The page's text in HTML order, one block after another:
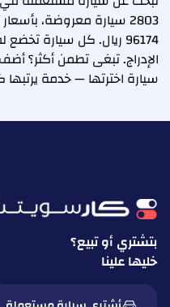
96174 ريال. كل
الإدراج. تبغى تطمن أكثر؟
سيارة اخترتها — خدمة
بتشتري أو تبيع؟
خليها علينا